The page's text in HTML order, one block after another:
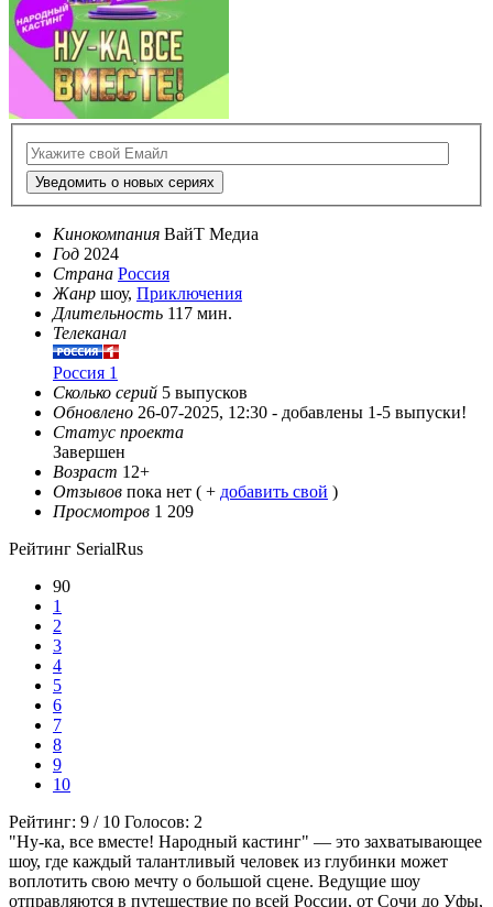
Уведомить о новых сериях
Кинокомпания ВайТ Медиа
Год 2024
Страна Россия
Жанр шоу, Приключения
Длительность 117 мин.
Телеканал
Россия 1
Сколько серий 5 выпусков
Обновлено 26-07-2025, 12:30 - добавлены 1-5 выпуски!
Статус проекта
Завершен
Возраст 12+
Отзывов пока нет ( + добавить свой )
Просмотров 1 209
Рейтинг SerialRus
90
1
2
3
4
5
6
7
8
9
10
Рейтинг: 9 / 10 Голосов: 2
"Ну-ка, все вместе! Народный кастинг" — это захватывающее
шоу, где каждый талантливый человек из глубинки может
воплотить свою мечту о большой сцене. Ведущие шоу
отправляются в путешествие по всей России, от Сочи до Уфы,